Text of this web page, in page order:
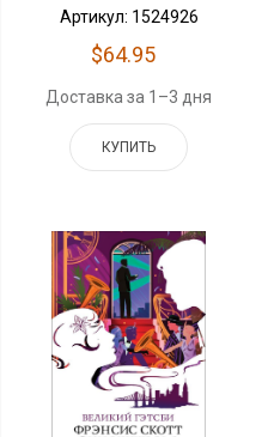
Артикул: 1524926
$64.95
Доставка за 1–3 дня
КУПИТЬ